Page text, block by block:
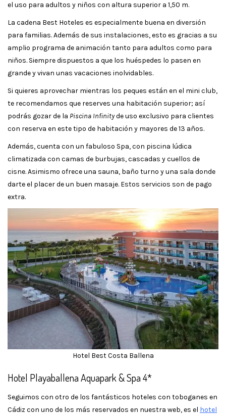
el uso para adultos y niños con altura superior a 1,50 m.
La cadena Best Hoteles es especialmente buena en diversión
para familias. Además de sus instalaciones, esto es gracias a su
amplio programa de animación tanto para adultos como para
niños. Siempre dispuestos a que los huéspedes lo pasen en
grande y vivan unas vacaciones inolvidables.
Si quieres aprovechar mientras los peques están en el mini club,
te recomendamos que reserves una habitación superior; así
podrás gozar de la Piscina Infinityde uso exclusivo para clientes
con reserva en este tipo de habitación y mayores de 13 años.
Además, cuenta con un fabuloso Spa, con piscina lúdica
climatizada con camas de burbujas, cascadas y cuellos de
cisne. Asimismo ofrece una sauna, baño turno y una sala donde
darte el placer de un buen masaje. Estos servicios son de pago
extra.
Hotel Best Costa Ballena
Hotel Playaballena Aquapark & Spa 4*
Seguimos con otro de los fantásticos hoteles con toboganes en
Cádiz con uno de los más reservados en nuestra web, es el hotel